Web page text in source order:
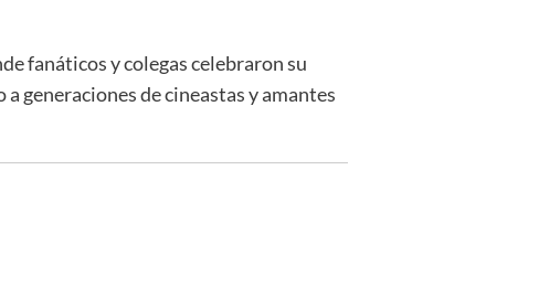
fanáticos y colegas celebraron su
generaciones de cineastas y amantes